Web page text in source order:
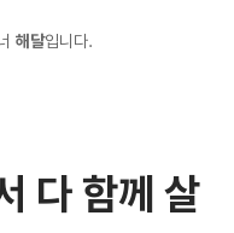
해달입니다.
다 함께 살